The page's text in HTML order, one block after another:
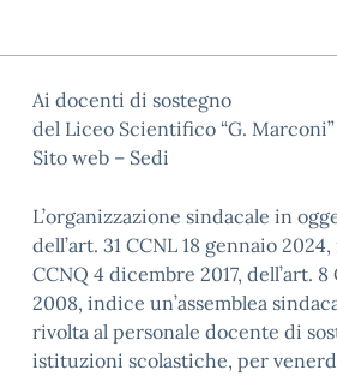
Ai docenti di sostegno
del Liceo Scientifico “G. Marconi”
Sito web – Sedi
L’organizzazione sindacale in
dell’art. 31 CCNL 18 gennaio
CCNQ 4 dicembre 2017, dell’art.
2008, indice un’assemblea
rivolta al personale docente di
istituzioni scolastiche, per